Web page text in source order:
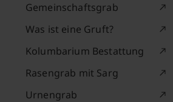
Gemeinschaftsgrab
Was ist eine Gruft?
Kolumbarium Bestattung
Rasengrab mit Sarg
Urnengrab